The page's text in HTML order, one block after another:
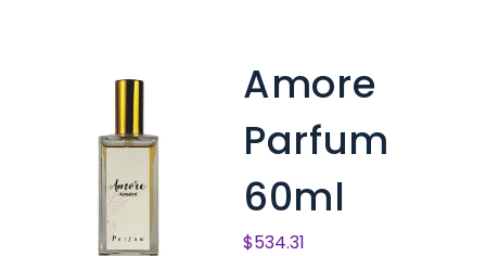
Amore
Parfum
60ml
$534.31